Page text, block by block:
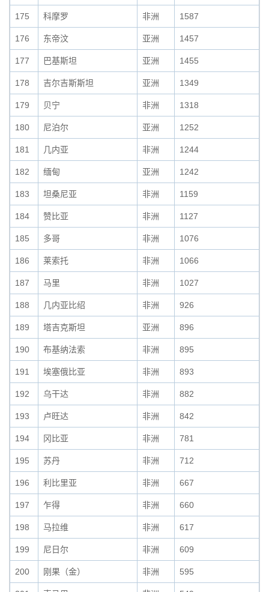
175 科摩罗 非洲 1587
176 东帝汶 亚洲 1457
177 巴基斯坦 亚洲 1455
178 吉尔吉斯斯坦 亚洲 1349
179 贝宁 非洲 1318
180 尼泊尔 亚洲 1252
181 几内亚 非洲 1244
182 缅甸 亚洲 1242
183 坦桑尼亚 非洲 1159
184 赞比亚 非洲 1127
185 多哥 非洲 1076
186 莱索托 非洲 1066
187 马里 非洲 1027
188 几内亚比绍 非洲 926
189 塔吉克斯坦 亚洲 896
190 布基纳法索 非洲 895
191 埃塞俄比亚 非洲 893
192 乌干达 非洲 882
193 卢旺达 非洲 842
194 冈比亚 非洲 781
195 苏丹 非洲 712
196 利比里亚 非洲 667
197 乍得 非洲 660
198 马拉维 非洲 617
199 尼日尔 非洲 609
200 刚果（金） 非洲 595